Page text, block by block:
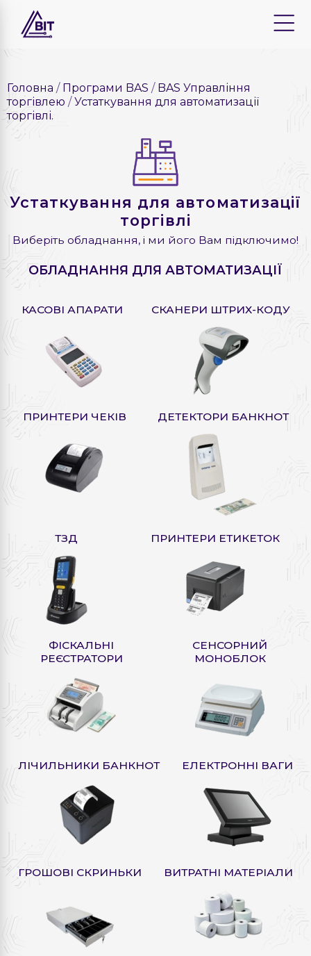
Головна Програми BAS
BAS Управління
торгівлею
Устаткування для автоматизації
торгівлі.
Устаткування для автоматизації
торгівлі
Виберіть обладнання, і ми його Вам підключимо!
ОБЛАДНАННЯ ДЛЯ АВТОМАТИЗАЦІЇ
КАСОВІ АПАРАТИ СКАНЕРИ ШТРИХ-КОДУ
ПРИНТЕРИ ЧЕКІВ ДЕТЕКТОРИ БАНКНОТ
ТЗД ПРИНТЕРИ ЕТИКЕТОК
ФІСКАЛЬНІ
РЕЄСТРАТОРИ
СЕНСОРНИЙ
МОНОБЛОК
ЛІЧИЛЬНИКИ БАНКНОТ ЕЛЕКТРОННІ ВАГИ
ГРОШОВІ СКРИНЬКИ ВИТРАТНІ МАТЕРІАЛИ